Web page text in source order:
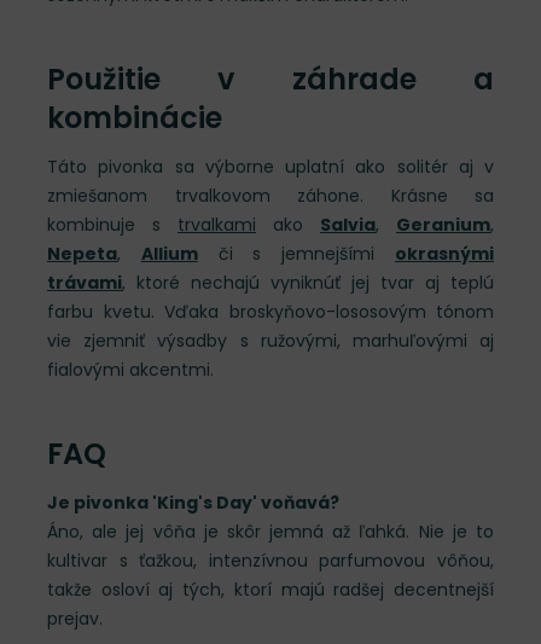
Použitie v záhrade a
kombinácie
Táto pivonka sa výborne uplatní ako solitér aj v
zmiešanom trvalkovom záhone. Krásne sa
kombinuje s trvalkami ako Salvia, Geranium,
Nepeta, Alliumči s jemnejšími okrasnými
trávami, ktoré nechajú vyniknúť jej tvar aj teplú
farbu kvetu. Vďaka broskyňovo-lososovým tónom
vie zjemniť výsadby s ružovými, marhuľovými aj
fialovými akcentmi.
FAQ
Je pivonka 'King's Day' voňavá?
Áno, ale jej vôňa je skôr jemná až ľahká. Nie je to
kultivar s ťažkou, intenzívnou parfumovou vôňou,
takže osloví aj tých, ktorí majú radšej decentnejší
prejav.